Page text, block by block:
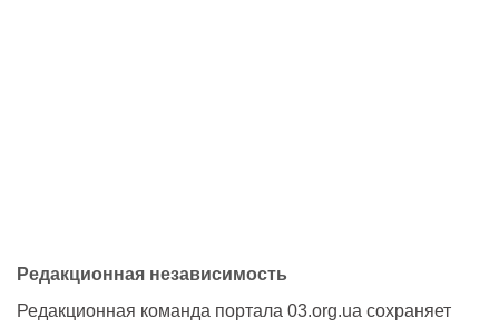
Редакционная независимость
Редакционная команда портала 03.org.ua сохраняет